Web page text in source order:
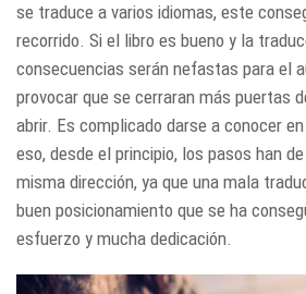
se traduce a varios idiomas, este
recorrido. Si el libro es bueno y la
consecuencias serán nefastas para el
provocar que se cerraran más puertas
abrir. Es complicado darse a conocer
eso, desde el principio, los pasos han
misma dirección, ya que una mala
buen posicionamiento que se ha
esfuerzo y mucha dedicación.